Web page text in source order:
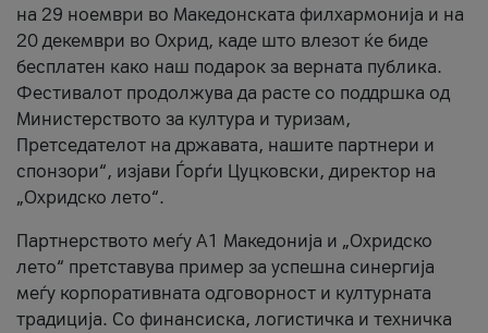
на 29 ноември во Македонската филхармонија и на
20 декември во Охрид, каде што влезот ќе биде
бесплатен како наш подарок за верната публика.
Фестивалот продолжува да расте со поддршка од
Министерството за култура и туризам,
Претседателот на државата, нашите партнери и
спонзори“, изјави Ѓорѓи Цуцковски, директор на
„Охридско лето“.
Партнерството меѓу A1 Македонија и „Охридско
лето“ претставува пример за успешна синергија
меѓу корпоративната одговорност и културната
традиција. Со финансиска, логистичка и техничка